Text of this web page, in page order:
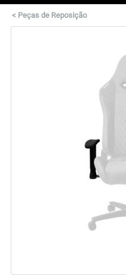
< Peças de Reposição